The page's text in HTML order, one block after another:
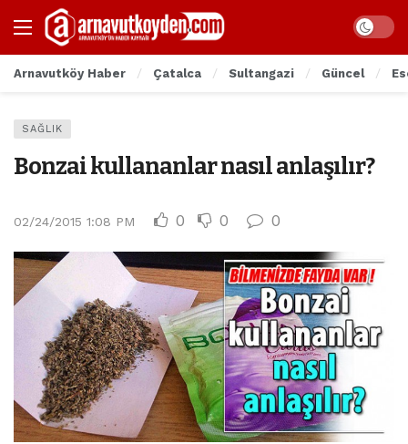
Arnavutköy Haber Çatalca Sultangazi Güncel
SAĞLIK
Bonzai kullananlar nasıl anlaşılır?
02/24/2015 1:08 PM 0 0 0